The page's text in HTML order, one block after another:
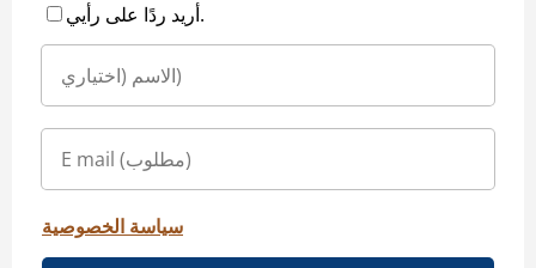
أريد ردًا على رأيي.
سياسة الخصوصية